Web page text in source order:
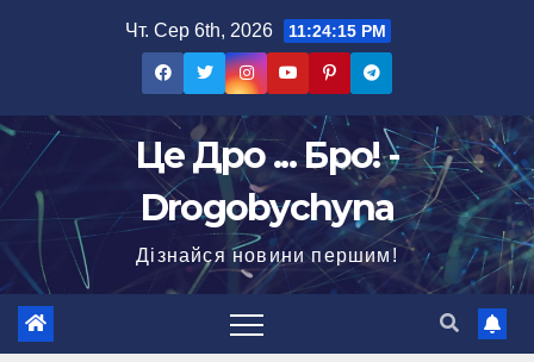
Чт. Сер 6th, 2026 11:24:16 PM
Це Дро ... Бро! -
Drogobychyna
Дізнайся новини першим!